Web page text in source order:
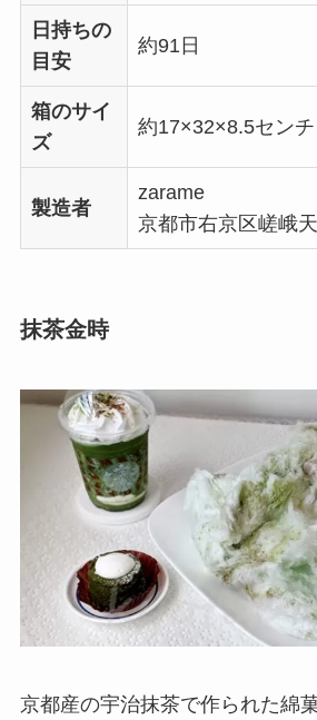
日持ちの
目安
約91日
箱のサイ
ズ
約17×32×8.5センチ
製造者
zarame
京都市右京区嵯峨
抹茶金時
京都産の宇治抹茶で作られた綿